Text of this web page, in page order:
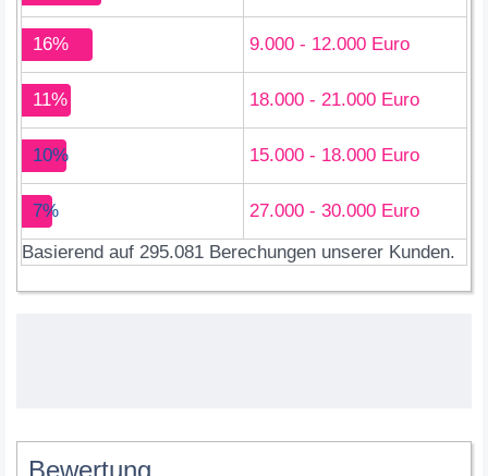
16% 9.000 - 12.000 Euro
11% 18.000 - 21.000 Euro
10% 15.000 - 18.000 Euro
7%
27.000 - 30.000 Euro
Basierend auf 295.081 Berechungen unserer Kunden.
Bewertung